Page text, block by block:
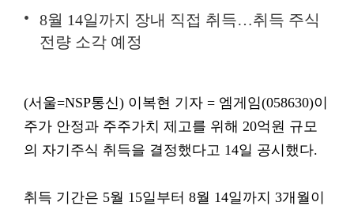
8월 14일까지 장내 직접 취득…취득 주식
전량 소각 예정
(서울=NSP통신) 이복현 기자 = 엠게임(058630)이
주가 안정과 주주가치 제고를 위해 20억원 규모
의 자기주식 취득을 결정했다고 14일 공시했다.
취득 기간은 5월 15일부터 8월 14일까지 3개월이